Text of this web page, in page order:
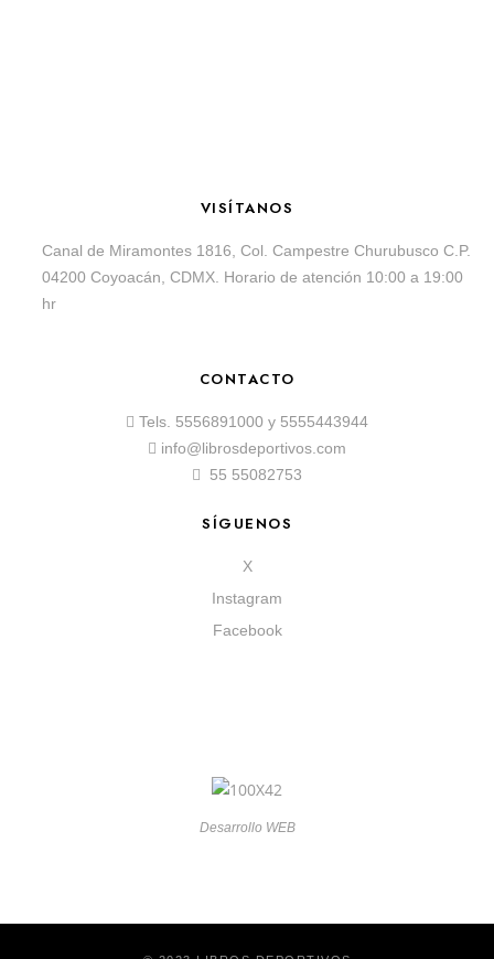
VISÍTANOS
Canal de Miramontes 1816, Col. Campestre Churubusco C.P.
04200 Coyoacán, CDMX. Horario de atención 10:00 a 19:00
hr
CONTACTO
Tels. 5556891000 y 5555443944
info@librosdeportivos.com
55 55082753
SÍGUENOS
X
Instagram
Facebook
Desarrollo WEB